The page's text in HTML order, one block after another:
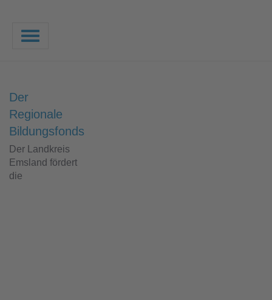
Toggle
Der
Regionale
Bildungsfonds
Der Landkreis
Emsland fördert
die